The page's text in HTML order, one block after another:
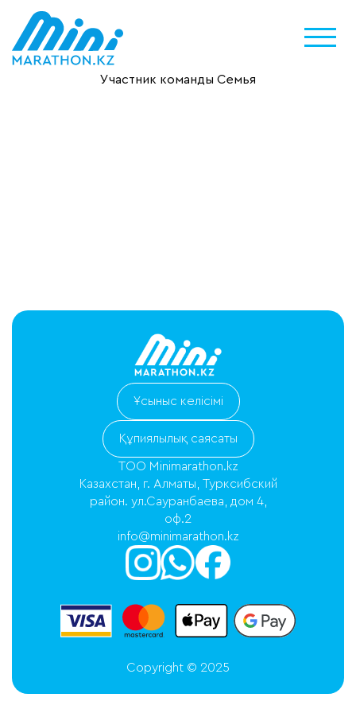
Участник команды Семья
Ұсыныс келісімі
Құпиялылық саясаты
ТОО Minimarathon.kz
Казахстан, г. Алматы, Турксибский
район. ул.Сауранбаева, дом 4,
оф.2
info@minimarathon.kz
Copyright © 2025